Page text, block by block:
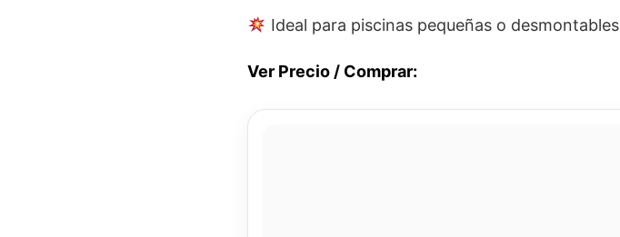
Ideal para piscinas pequeñas o desmontables
Ver Precio / Comprar: